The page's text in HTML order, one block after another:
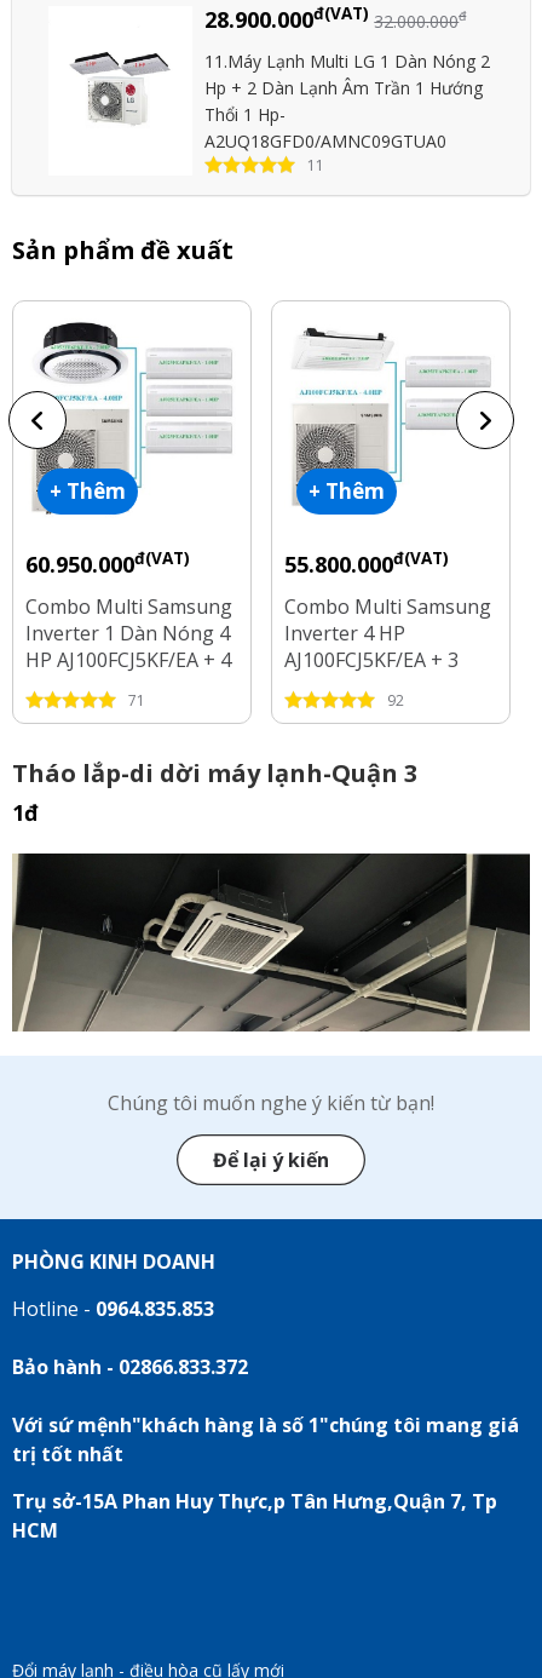
28.900.000đ(VAT) 32.000.000đ
11.Máy Lạnh Multi LG 1 Dàn Nóng 2
Hp + 2 Dàn Lạnh Âm Trần 1 Hướng
Thổi 1 Hp-
A2UQ18GFD0/AMNC09GTUA0
11
Sản phẩm đề xuất
+ Thêm
60.950.000đ(VAT)
Combo Multi Samsung
Inverter 1 Dàn Nóng 4
HP AJ100FCJ5KF/EA + 4
Dàn Lạnh 1 HP - 2 HP
71
+ Thêm
55.800.000đ(VAT)
Combo Multi Samsung
Inverter 4 HP
AJ100FCJ5KF/EA + 3
Dàn Lạnh 1 HP - 1.5 HP
- 2.5 HP
92
Tháo lắp-di dời máy lạnh-Quận 3
1đ
Chúng tôi muốn nghe ý kiến từ bạn!
Để lại ý kiến
PHÒNG KINH DOANH
Hotline - 0964.835.853
Bảo hành - 02866.833.372
Với sứ mệnh"khách hàng là số 1"chúng tôi mang giá
trị tốt nhất
Trụ sở-15A Phan Huy Thực,p Tân Hưng,Quận 7, Tp
HCM
Đổi máy lạnh - điều hòa cũ lấy mới